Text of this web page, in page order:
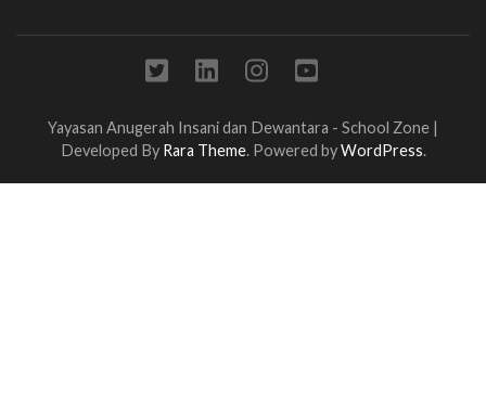
Yayasan Anugerah Insani dan Dewantara - School Zone |
Developed By Rara Theme. Powered byWordPress.